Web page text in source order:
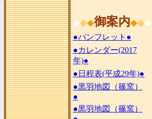
◆◆◆御案内◆◆◆
●パンフレット●
●カレンダー(2017
年)●
●日程表(平成29年)●
●黒羽地図（篠窯）
●
●黒羽地図（篠窯）